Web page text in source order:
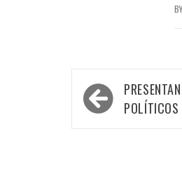
BY
Navegación
de
POLÍTICOS